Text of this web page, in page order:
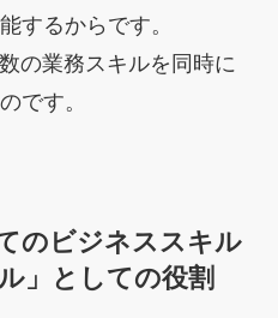
するからです。
の業務スキルを同時に
です。
のビジネススキル
」としての役割